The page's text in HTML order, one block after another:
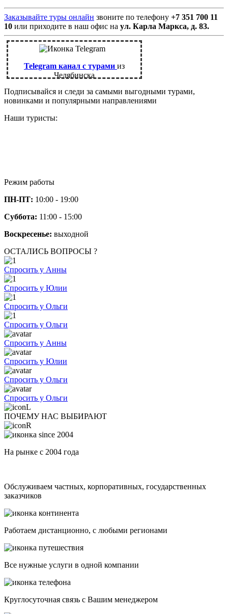
Заказывайте туры онлайн звоните по телефону +7 351 700 11
10 или приходите в наш офис на ул. Карла Маркса, д. 83.
Telegram канал с турами из
Челябинска
Подписывайся и следи за самыми выгодными турами,
новинками и популярными направлениями
Наши туристы:
Режим работы
ПН-ПТ: 10:00 - 19:00
Суббота: 11:00 - 15:00
Воскресенье: выходной
ОСТАЛИСЬ ВОПРОСЫ ?
Спросить у Анны
Спросить у Юлии
Спросить у Ольги
Спросить у Ольги
Спросить у Анны
Спросить у Юлии
Спросить у Ольги
Спросить у Ольги
ПОЧЕМУ НАС ВЫБИРАЮТ
На рынке с 2004 года
Обслуживаем частных, корпоративных, государственных
заказчиков
Работаем дистанционно, с любыми регионами
Все нужные услуги в одной компании
Круглосуточная связь с Вашим менеджером